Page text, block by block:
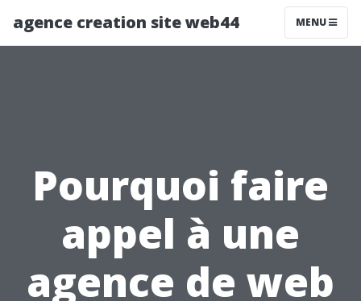
agence creation site web44 MENU
Pourquoi faire
appel à une
agence de web